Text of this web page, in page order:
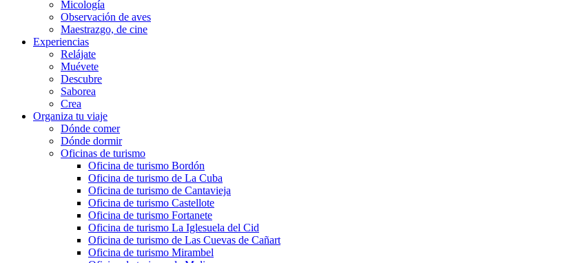
Micología
Observación de aves
Maestrazgo, de cine
Experiencias
Relájate
Muévete
Descubre
Saborea
Crea
Organiza tu viaje
Dónde comer
Dónde dormir
Oficinas de turismo
Oficina de turismo Bordón
Oficina de turismo de La Cuba
Oficina de turismo de Cantavieja
Oficina de turismo Castellote
Oficina de turismo Fortanete
Oficina de turismo La Iglesuela del Cid
Oficina de turismo de Las Cuevas de Cañart
Oficina de turismo Mirambel